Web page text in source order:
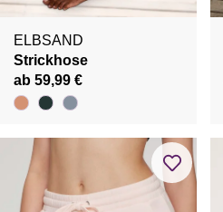
ELBSAND
Strickhose
ab 59,99 €